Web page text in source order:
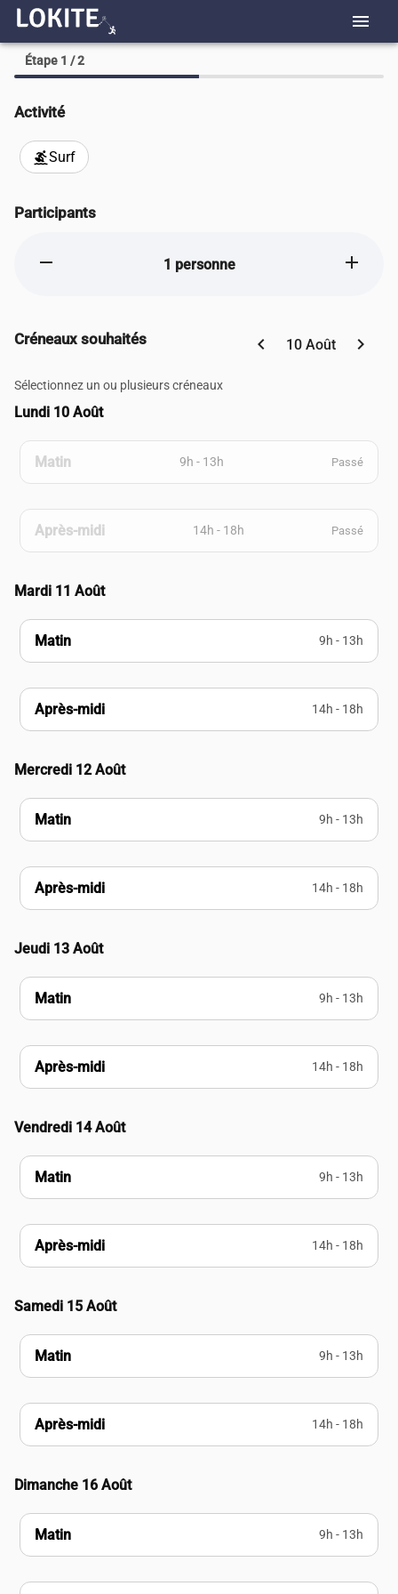
menu
Étape 1 / 2
Activité
surfingSurf
Participants
remove 1 personne add
Créneaux souhaités chevron_left 10 Août chevron_right
Sélectionnez un ou plusieurs créneaux
Lundi 10 Août
Matin 9h - 13h Passé
Après-midi 14h - 18h Passé
Mardi 11 Août
Matin 9h - 13h
Après-midi 14h - 18h
Mercredi 12 Août
Matin 9h - 13h
Après-midi 14h - 18h
Jeudi 13 Août
Matin 9h - 13h
Après-midi 14h - 18h
Vendredi 14 Août
Matin 9h - 13h
Après-midi 14h - 18h
Samedi 15 Août
Matin 9h - 13h
Après-midi 14h - 18h
Dimanche 16 Août
Matin 9h - 13h